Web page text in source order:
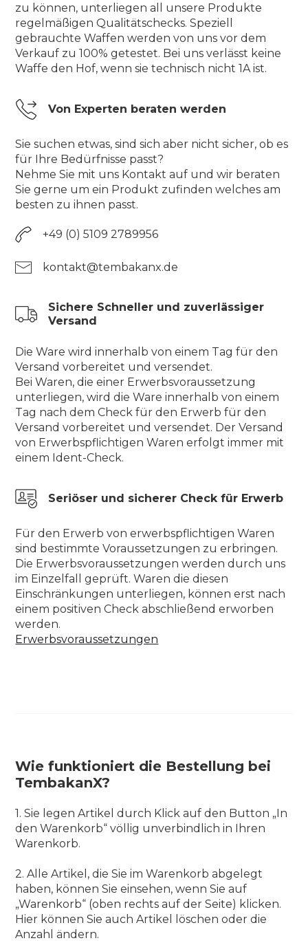
zu können, unterliegen all unsere Produkte
regelmäßigen Qualitätschecks. Speziell
gebrauchte Waffen werden von uns vor dem
Verkauf zu 100% getestet. Bei uns verlässt keine
Waffe den Hof, wenn sie technisch nicht 1A ist.
Von Experten beraten werden
Sie suchen etwas, sind sich aber nicht sicher, ob es
für Ihre Bedürfnisse passt?
Nehme Sie mit uns Kontakt auf und wir beraten
Sie gerne um ein Produkt zufinden welches am
besten zu ihnen passt.
+49 (0) 5109 2789956
kontakt@tembakanx.de
Sichere Schneller und zuverlässiger
Versand
Die Ware wird innerhalb von einem Tag für den
Versand vorbereitet und versendet.
Bei Waren, die einer Erwerbsvoraussetzung
unterliegen, wird die Ware innerhalb von einem
Tag nach dem Check für den Erwerb für den
Versand vorbereitet und versendet. Der Versand
von Erwerbspflichtigen Waren erfolgt immer mit
einem Ident-Check.
Seriöser und sicherer Check für Erwerb
Für den Erwerb von erwerbspflichtigen Waren
sind bestimmte Voraussetzungen zu erbringen.
Die Erwerbsvoraussetzungen werden durch uns
im Einzelfall geprüft. Waren die diesen
Einschränkungen unterliegen, können erst nach
einem positiven Check abschließend erworben
werden.
Erwerbsvoraussetzungen
Wie funktioniert die Bestellung bei
TembakanX?
1. Sie legen Artikel durch Klick auf den Button „In
den Warenkorb“ völlig unverbindlich in Ihren
Warenkorb.
2. Alle Artikel, die Sie im Warenkorb abgelegt
haben, können Sie einsehen, wenn Sie auf
„Warenkorb“ (oben rechts auf der Seite) klicken.
Hier können Sie auch Artikel löschen oder die
Anzahl ändern.